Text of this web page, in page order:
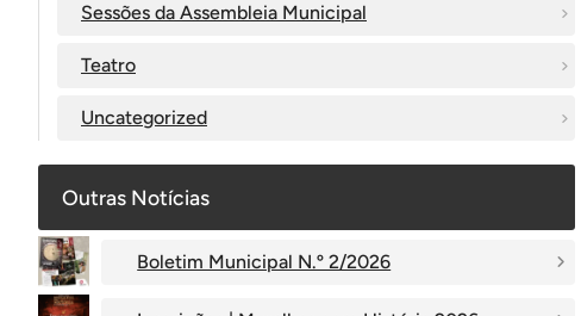
Sessões da Assembleia Municipal
Teatro
Uncategorized
Outras Notícias
Boletim Municipal N.º 2/2026